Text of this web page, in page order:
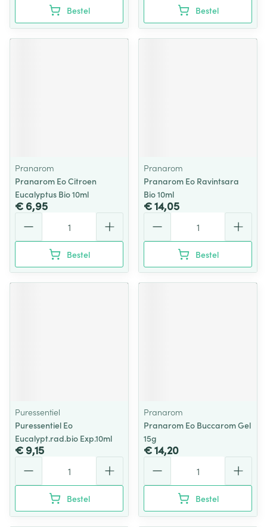
Bestel Bestel
Pranarom
Pranarom Eo Citroen
Eucalyptus Bio 10ml
€ 6,95
Bestel
Pranarom
Pranarom Eo Ravintsara
Bio 10ml
€ 14,05
Bestel
Puressentiel
Puressentiel Eo
Eucalypt.rad.bio Exp.10ml
€ 9,15
Bestel
Pranarom
Pranarom Eo Buccarom Gel
15g
€ 14,20
Bestel